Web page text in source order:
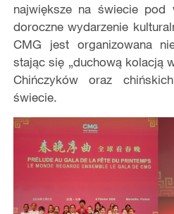
największe na świecie pod
doroczne wydarzenie
CMG jest organizowana
stając się „duchową kolacją
Chińczyków oraz
świecie.